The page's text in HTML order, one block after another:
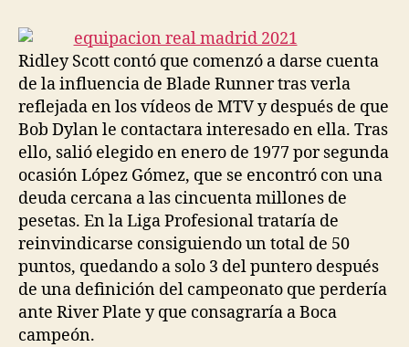
entrada
entrada
Ridley Scott contó que comenzó a darse cuenta
de la influencia de Blade Runner tras verla
reflejada en los vídeos de MTV y después de que
Bob Dylan le contactara interesado en ella. Tras
ello, salió elegido en enero de 1977 por segunda
ocasión López Gómez, que se encontró con una
deuda cercana a las cincuenta millones de
pesetas. En la Liga Profesional trataría de
reinvindicarse consiguiendo un total de 50
puntos, quedando a solo 3 del puntero después
de una definición del campeonato que perdería
ante River Plate y que consagraría a Boca
campeón.